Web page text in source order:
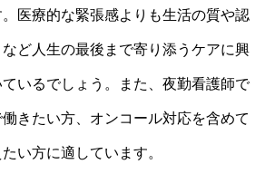
医療的な緊張感よりも生活の質や認
ど人生の最後まで寄り添うケアに興
いるでしょう。また、夜勤看護師で
きたい方、オンコール対応を含めて
い方に適しています。